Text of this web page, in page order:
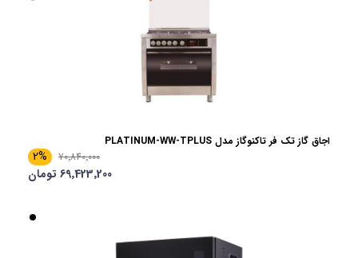
اجاق گاز تک فر تاکنوگاز مدل PLATINUM-WW-TPLUS
70٬840٬000
2%
69٬423٬200 تومان